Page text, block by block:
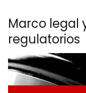
Marco legal
regulatorios